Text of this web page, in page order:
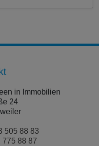
in Immobilien
24
505 88 83
775 88 87